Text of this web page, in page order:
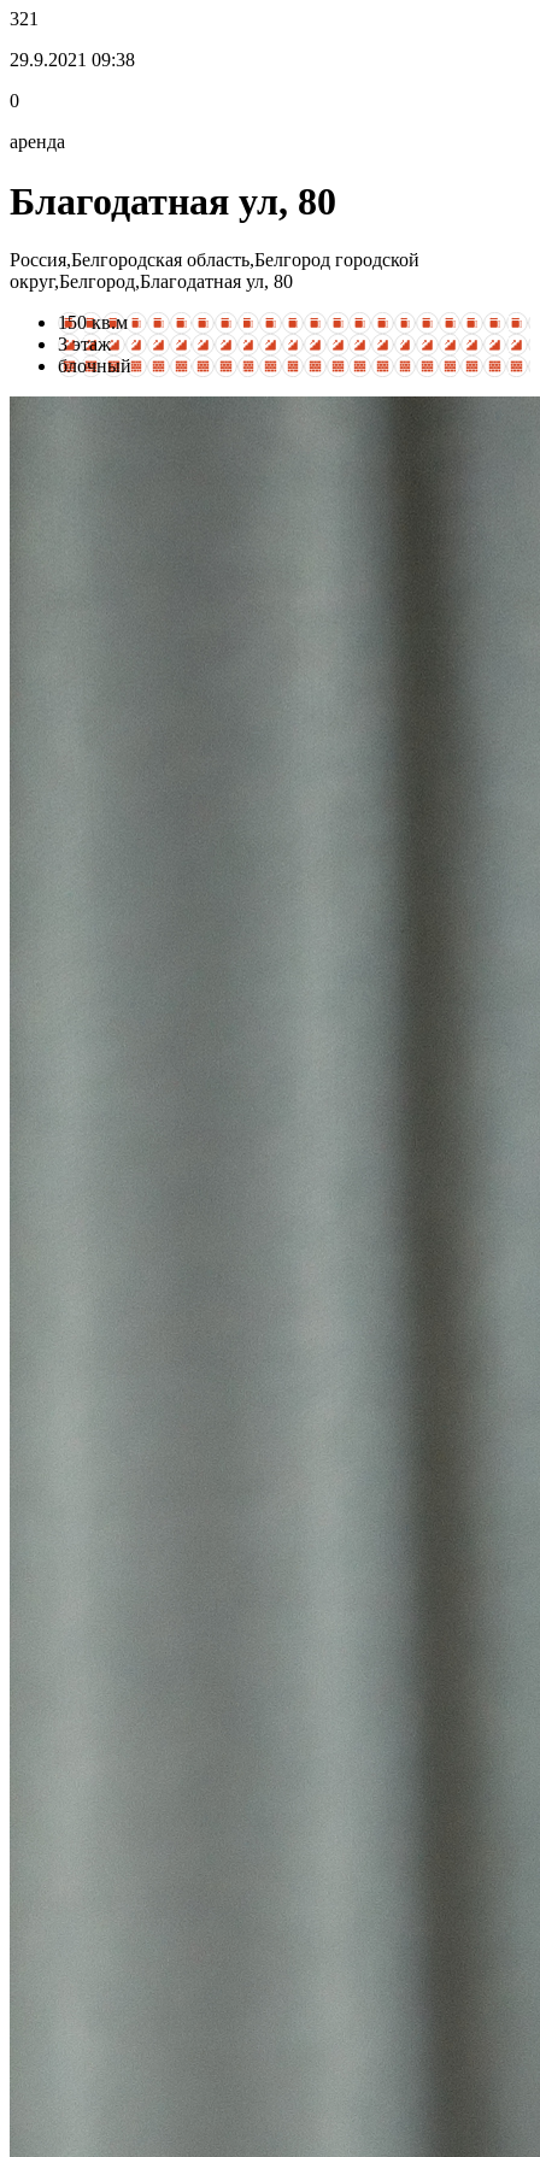
321
29.9.2021 09:38
0
аренда
Благодатная ул, 80
Россия,Белгородская область,Белгород городской
округ,Белгород,Благодатная ул, 80
150 кв.м
3 этаж
блочный